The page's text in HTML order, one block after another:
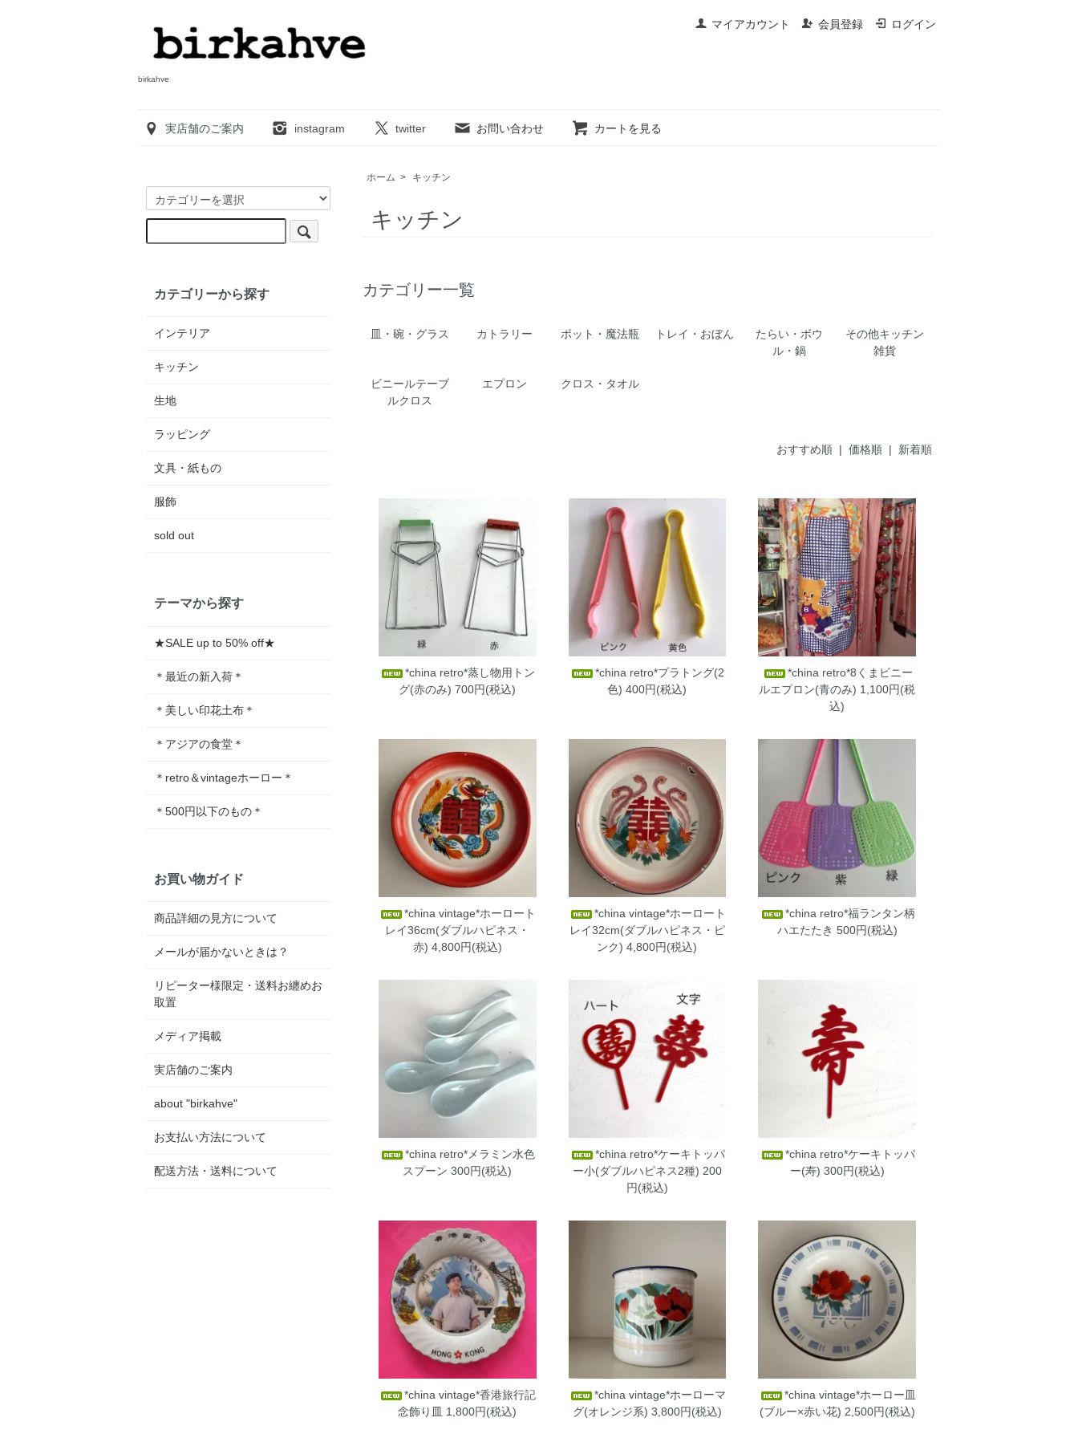
マイアカウント 会員登録 ログイン
birkahve
実店舗のご案内 instagram twitter お問い合わせ カートを見る
ホーム > キッチン
キッチン
カテゴリー一覧
皿・碗・グラス カトラリー ポット・魔法瓶 トレイ・おぼん
たらい・ボウ
ル・鍋
その他キッチン
雑貨
ビニールテーブ
ルクロス
エプロン クロス・タオル
おすすめ順 | 価格順 | 新着順
*china retro*蒸し物用トン
グ(赤のみ) 700円(税込)
*china retro*プラトング(2
色) 400円(税込)
*china retro*8くまビニー
ルエプロン(青のみ) 1,100円(税
込)
*china vintage*ホーロート
レイ36cm(ダブルハピネス・
赤) 4,800円(税込)
*china vintage*ホーロート
レイ32cm(ダブルハピネス・ピ
ンク) 4,800円(税込)
*china retro*福ランタン柄
ハエたたき 500円(税込)
*china retro*メラミン水色
スプーン 300円(税込)
*china retro*ケーキトッパ
ー小(ダブルハピネス2種) 200
円(税込)
*china retro*ケーキトッパ
ー(寿) 300円(税込)
*china vintage*香港旅行記
念飾り皿 1,800円(税込)
*china vintage*ホーローマ
グ(オレンジ系) 3,800円(税込)
*china vintage*ホーロー皿
(ブルー×赤い花) 2,500円(税込)
カテゴリーから探す
インテリア
キッチン
生地
ラッピング
文具・紙もの
服飾
sold out
テーマから探す
★SALE up to 50% off★
＊最近の新入荷＊
＊美しい印花土布＊
＊アジアの食堂＊
＊retro＆vintageホーロー＊
＊500円以下のもの＊
お買い物ガイド
商品詳細の見方について
メールが届かないときは？
リピーター様限定・送料お纏めお
取置
メディア掲載
実店舗のご案内
about "birkahve"
お支払い方法について
配送方法・送料について